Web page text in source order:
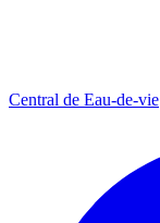
Central de Eau-de-vie